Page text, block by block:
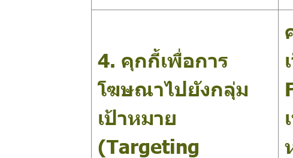
4. คุกกี้เพื่อการ
โฆษณาไปยังกลุ่ม
เป้าหมาย
(Targeting